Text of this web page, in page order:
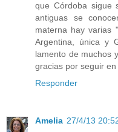
que Córdoba sigue
antiguas se
materna hay varias
Argentina, única y
lamento de muchos
gracias por seguir
Responder
Amelia 27/4/13